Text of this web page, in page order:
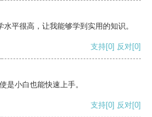
平很高，让我能够学到实用的知识。
支持[0] 反对[0]
是小白也能快速上手。
支持[0] 反对[0]